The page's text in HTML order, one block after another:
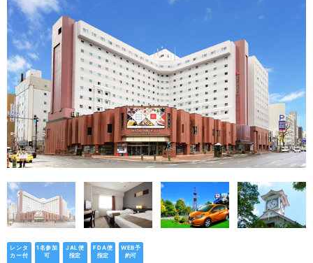
レンタ
カー付
1名参加
可
JAL便
指定
FDA便
指定
WEB予
約可